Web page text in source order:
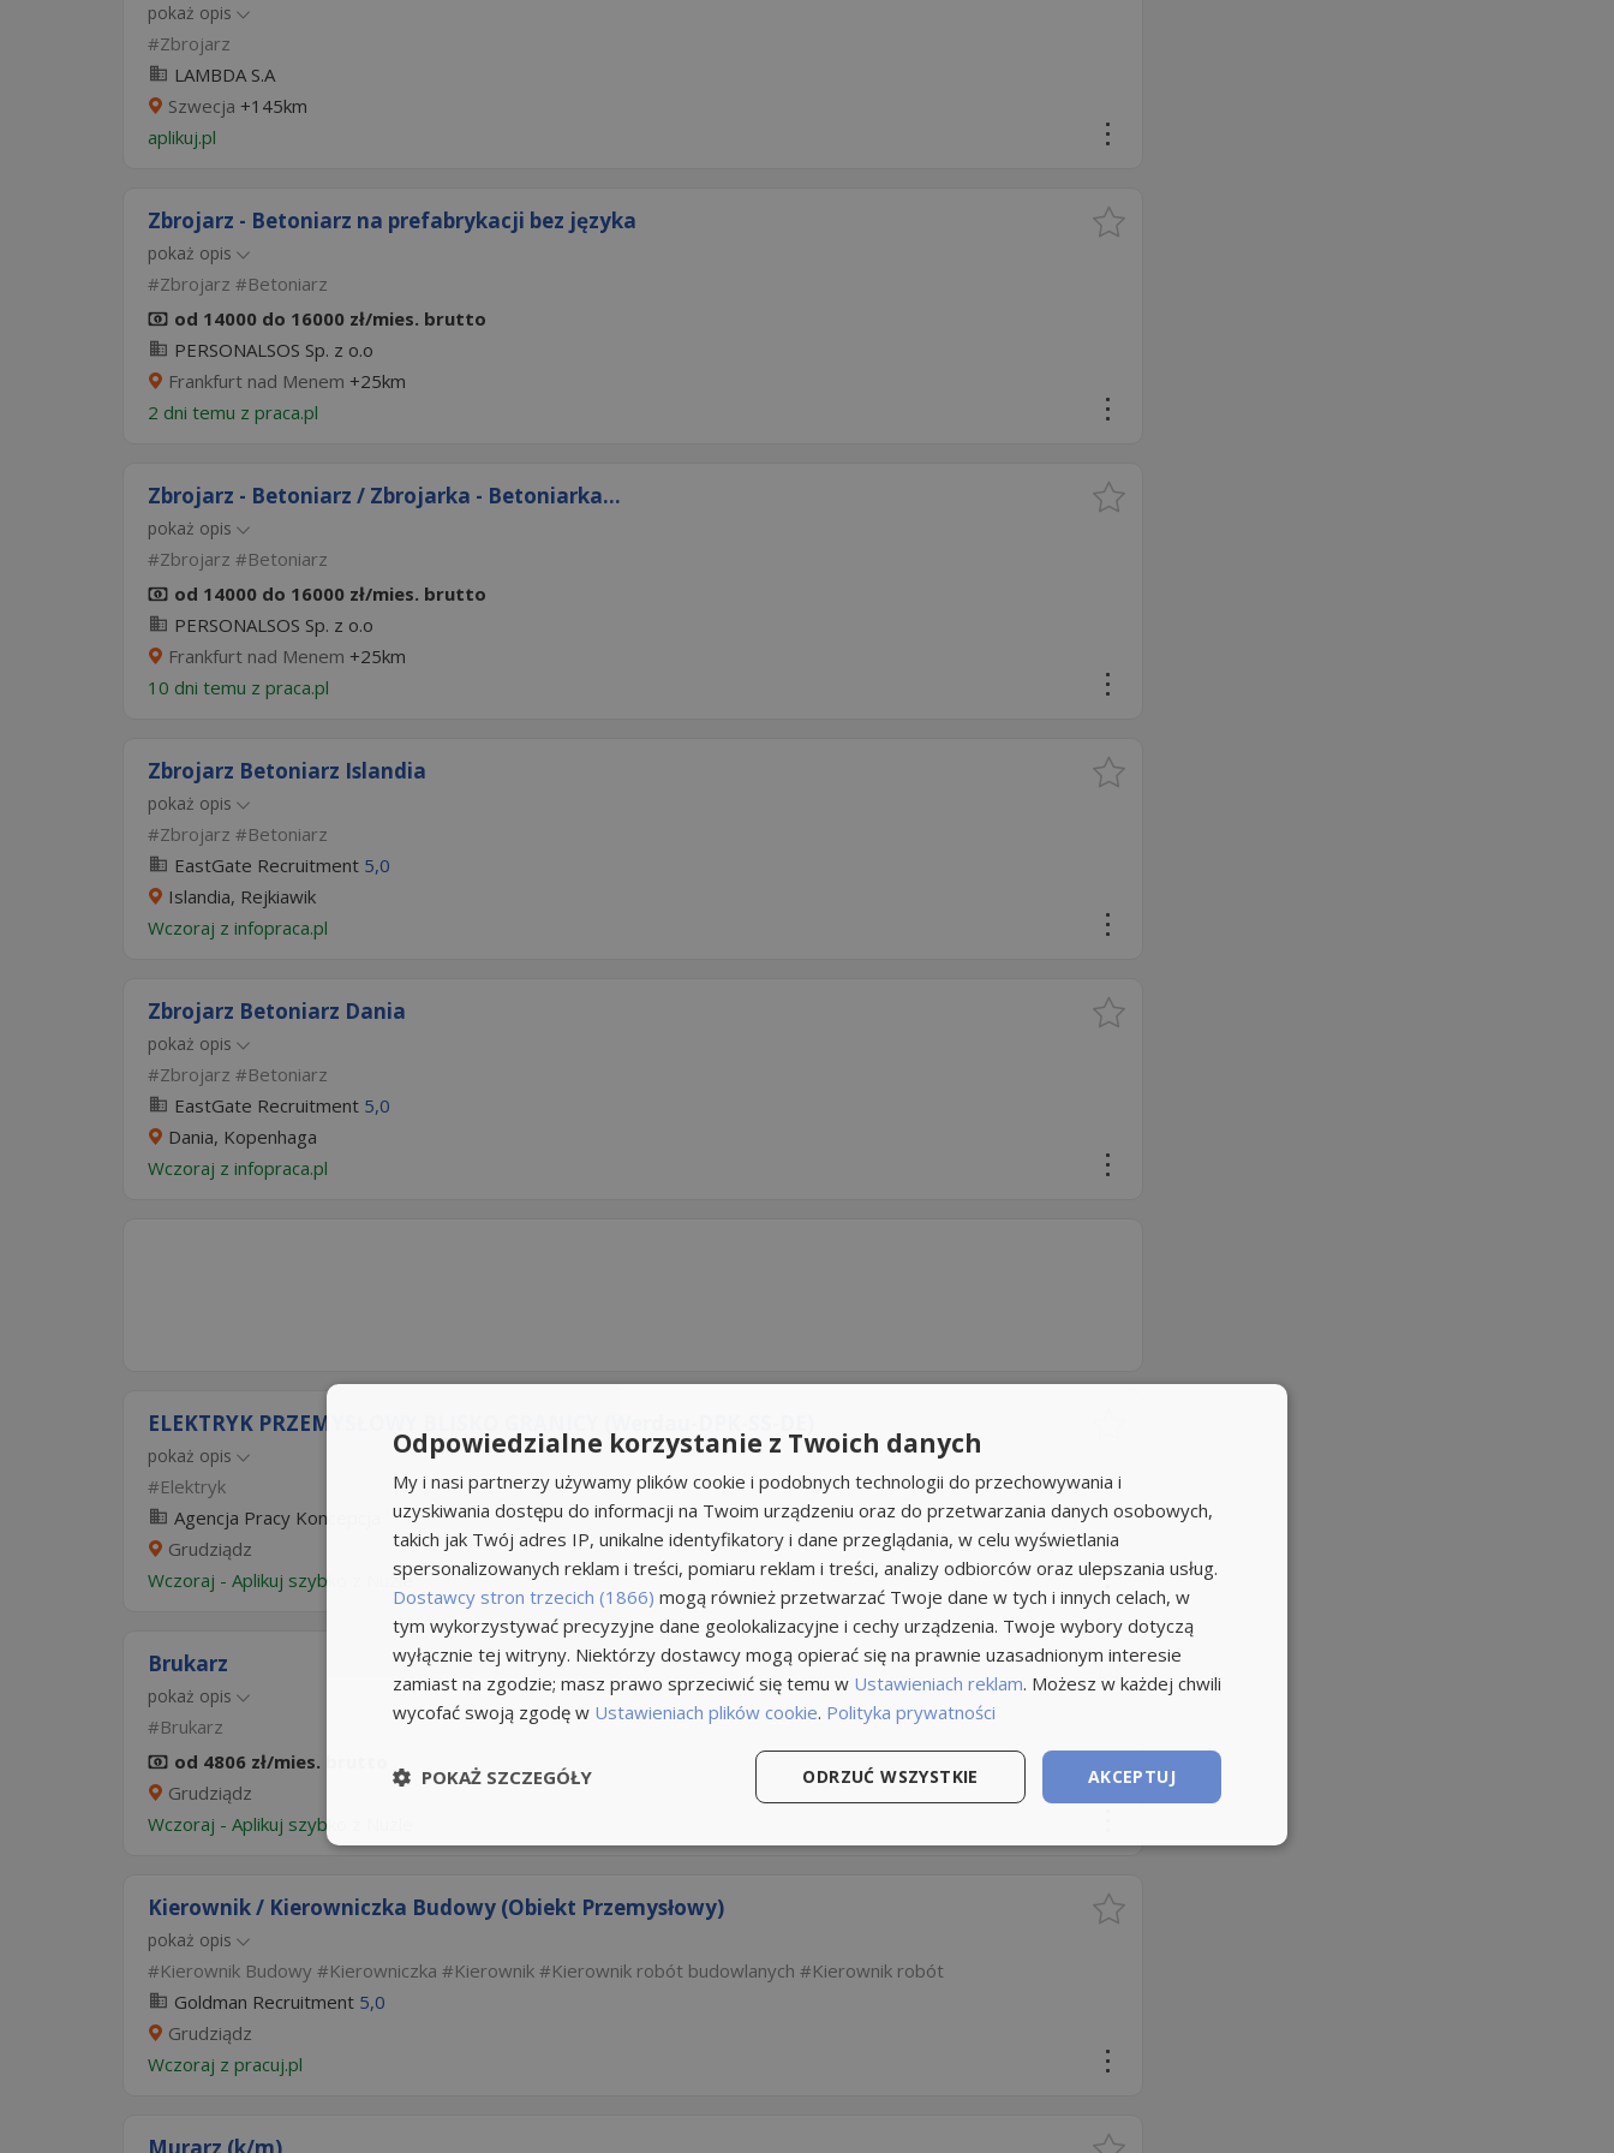
pokaż opis
Zbrojarz
LAMBDA S.A
Szwecja +145km
aplikuj.pl
Zbrojarz - Betoniarz na prefabrykacji bez języka
pokaż opis
Zbrojarz
Betoniarz
od 14000 do 16000 zł/mies. brutto
PERSONALSOS Sp. z o.o
Frankfurt nad Menem +25km
2 dni temu z praca.pl
Zbrojarz - Betoniarz / Zbrojarka - Betoniarka...
pokaż opis
Zbrojarz
Betoniarz
od 14000 do 16000 zł/mies. brutto
PERSONALSOS Sp. z o.o
Frankfurt nad Menem +25km
10 dni temu z praca.pl
Zbrojarz Betoniarz Islandia
pokaż opis
Zbrojarz
Betoniarz
EastGate Recruitment 5,0
Islandia, Rejkiawik
Wczoraj z infopraca.pl
Zbrojarz Betoniarz Dania
pokaż opis
Zbrojarz
Betoniarz
EastGate Recruitment 5,0
Dania, Kopenhaga
Wczoraj z infopraca.pl
ELEKTRYK PRZEMYSŁOWY BLISKO GRANICY (Werdau-DPK-SS-DE)
pokaż opis
Elektryk
Agencja Pracy Koncepcja
Grudziądz
Wczoraj - Aplikuj szybko z Nuzle
Brukarz
pokaż opis
Brukarz
od 4806 zł/mies. brutto
Grudziądz
Wczoraj - Aplikuj szybko z Nuzle
Kierownik / Kierowniczka Budowy (Obiekt Przemysłowy)
pokaż opis
Kierownik Budowy Kierowniczka Kierownik Kierownik robót budowlanych
Kierownik robót
Goldman Recruitment 5,0
Grudziądz
Wczoraj z pracuj.pl
Odpowiedzialne korzystanie z Twoich danych
My i nasi partnerzy używamy plików cookie i podobnych technologii do przechowywania i
uzyskiwania dostępu do informacji na Twoim urządzeniu oraz do przetwarzania danych osobowych,
takich jak Twój adres IP, unikalne identyfikatory i dane przeglądania, w celu wyświetlania
spersonalizowanych reklam i treści, pomiaru reklam i treści, analizy odbiorców oraz ulepszania usług.
Dostawcy stron trzecich (1866) mogą również przetwarzać Twoje dane w tych i innych celach, w
tym wykorzystywać precyzyjne dane geolokalizacyjne i cechy urządzenia. Twoje wybory dotyczą
wyłącznie tej witryny. Niektórzy dostawcy mogą opierać się na prawnie uzasadnionym interesie
zamiast na zgodzie; masz prawo sprzeciwić się temu w Ustawieniach reklam. Możesz w każdej chwili
wycofać swoją zgodę w Ustawieniach plików cookie. Polityka prywatności
AKCEPTUJ
ODRZUĆ WSZYSTKIE
POKAŻ SZCZEGÓŁY